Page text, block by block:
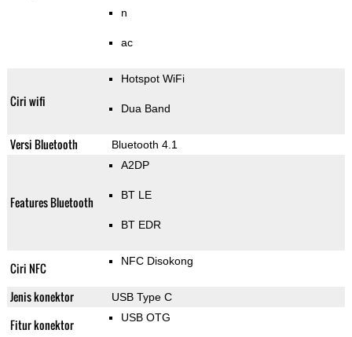
n
ac
Ciri wifi
Hotspot WiFi
Dua Band
Versi Bluetooth Bluetooth 4.1
Features Bluetooth
A2DP
BT LE
BT EDR
Ciri NFC NFC Disokong
Jenis konektor USB Type C
Fitur konektor USB OTG